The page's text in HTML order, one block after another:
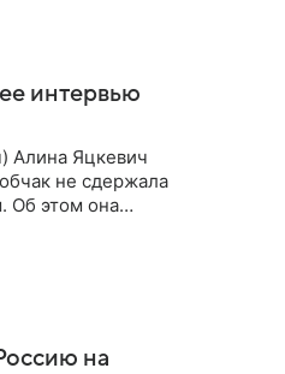
интервью
Алина Яцкевич
не сдержала
Об этом она
на